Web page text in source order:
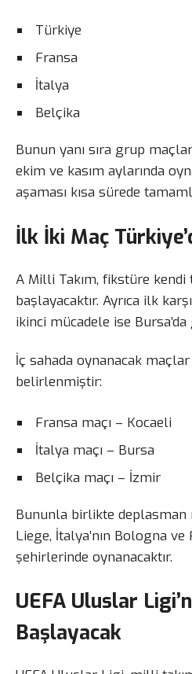
Türkiye
Fransa
İtalya
Belçika
Bunun yanı sıra grup
ekim ve kasım aylarında
aşaması kısa sürede
İlk İki Maç
A Milli Takım, fikstüre kendi
başlayacaktır. Ayrıca ilk
ikinci mücadele ise
İç sahada oynanacak
belirlenmiştir:
Fransa maçı – Kocaeli
İtalya maçı – Bursa
Belçika maçı – İzmir
Bununla birlikte deplasman
Liege, İtalya’nın Bologna ve
şehirlerinde oynanacaktır.
UEFA Uluslar
Başlayacak